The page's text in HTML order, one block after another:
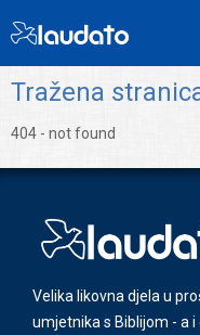
Tražena
404 - not found
Velika likovna djela u
umjetnika s Biblijom - a